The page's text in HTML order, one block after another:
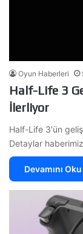
Oyun Haberleri
Half-Life 3
İlerliyor
Half-Life 3'ün
Detaylar
Devamını